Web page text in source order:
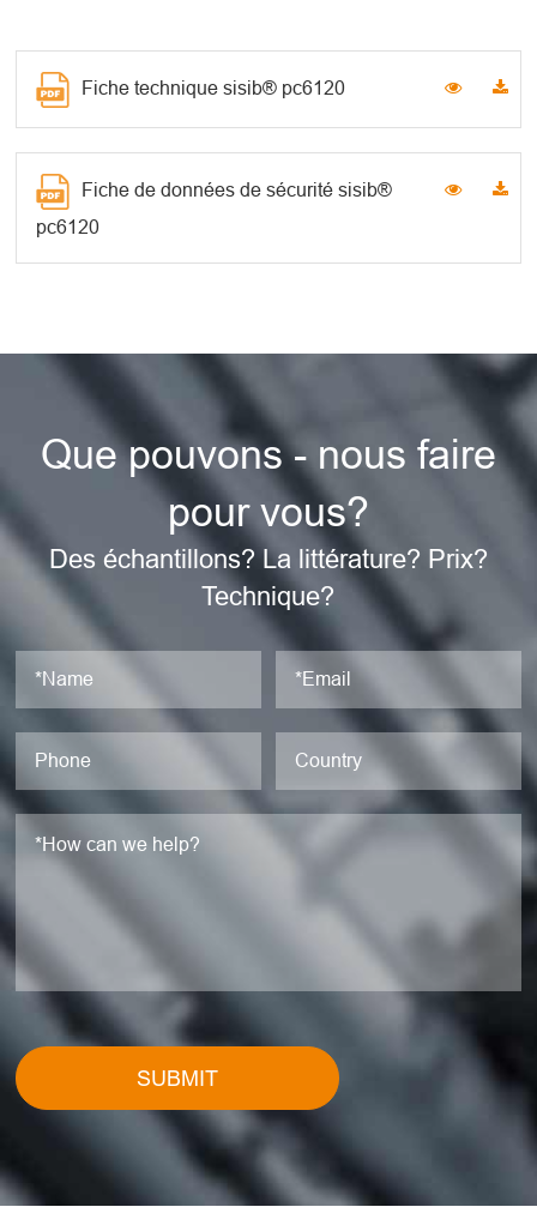
Fiche technique sisib® pc6120
Fiche de données de sécurité sisib®
pc6120
Que pouvons - nous faire
pour vous?
Des échantillons? La littérature? Prix?
Technique?
SUBMIT